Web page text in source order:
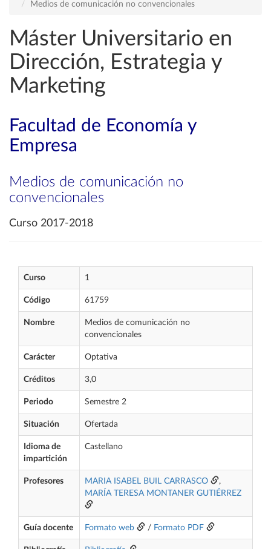
Medios de comunicación no convencionales
Máster Universitario en
Dirección, Estrategia y
Marketing
Facultad de Economía y
Empresa
Medios de comunicación no
convencionales
Curso 2017-2018
Curso 1
Código 61759
Nombre
Medios de comunicación no
convencionales
Carácter Optativa
Créditos 3,0
Periodo Semestre 2
Situación Ofertada
Idioma de
impartición
Castellano
Profesores MARIA ISABEL BUIL CARRASCO
,
MARÍA TERESA MONTANER GUTIÉRREZ
Guía docente Formato web / Formato PDF